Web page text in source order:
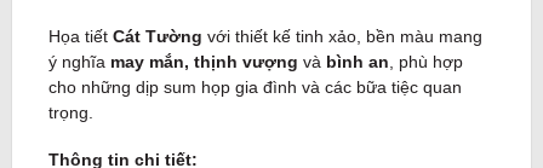
Họa tiết Cát Tường với thiết kế tinh xảo, bền màu mang
ý nghĩa may mắn, thịnh vượng và bình an , phù hợp
cho những dịp sum họp gia đình và các bữa tiệc quan
trọng.
Thông tin chi tiết: